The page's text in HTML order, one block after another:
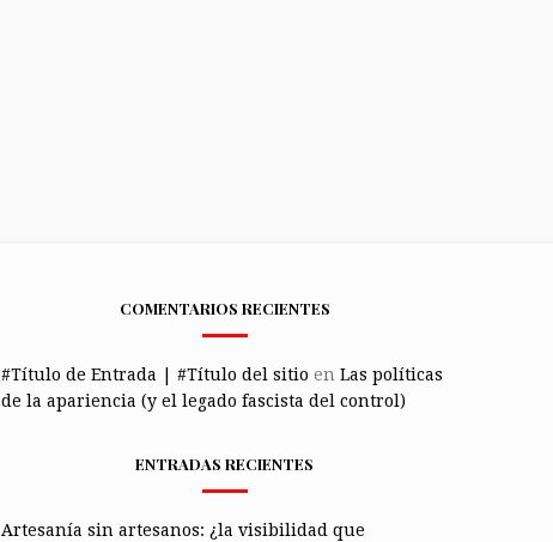
COMENTARIOS RECIENTES
#Título de Entrada | #Título del sitio en Las políticas
de la apariencia (y el legado fascista del control)
ENTRADAS RECIENTES
Artesanía sin artesanos: ¿la visibilidad que